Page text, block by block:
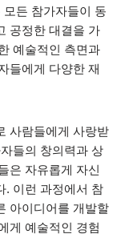
든 참가자들이 동
공정한 대결을 가
예술적인 측면과
들에게 다양한 재
사람들에게 사랑받
들의 창의력과 상
은 자유롭게 자신
. 이런 과정에서 참
아이디어를 개발할
게 예술적인 경험